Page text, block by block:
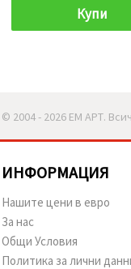
Купи
© 2004 - 2026 ЕМ АРТ.
ИНФОРМАЦИЯ
Нашите цени в евро
За нас
Общи Условия
Политика за лични